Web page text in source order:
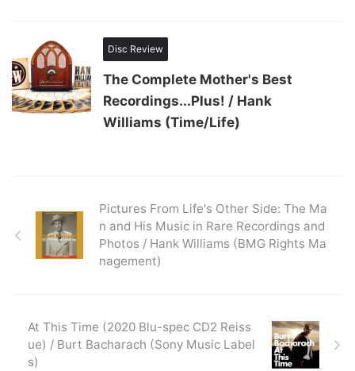
Disc Review
The Complete Mother's Best
Recordings...Plus! / Hank
Williams (Time/Life)
Pictures From Life's Other Side: The Ma
n and His Music in Rare Recordings and
Photos / Hank Williams (BMG Rights Ma
nagement)
At This Time (2020 Blu-spec CD2 Reiss
ue) / Burt Bacharach (Sony Music Label
s)